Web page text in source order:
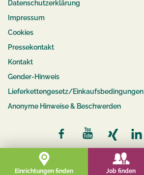
Datenschutzerklärung
Impressum
Cookies
Pressekontakt
Kontakt
Gender-Hinweis
Lieferkettengesetz/Einkaufsbedingungen
Anonyme Hinweise & Beschwerden
© 2026 compassio
Einrichtungen finden Job finden